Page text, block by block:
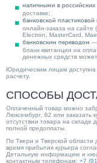
наличными в российских
доставке;
банковской пластиковой
онлайн-заказа на сайте
Electron, MasterCard,
банковским переводом —
бланк квитанции на
денежных средств
Юридическим лицам
расчету.
СПОСОБЫ
Оплаченный товар можно
Люксембург, 82 или заказать
отсутствии товара на складе
полной предоплаты.
По Твери и Тверской области
время прибытия курьера
Детальную информацию и
контактным телефонам: +7